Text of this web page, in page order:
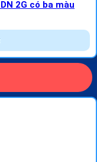
2G có ba màu